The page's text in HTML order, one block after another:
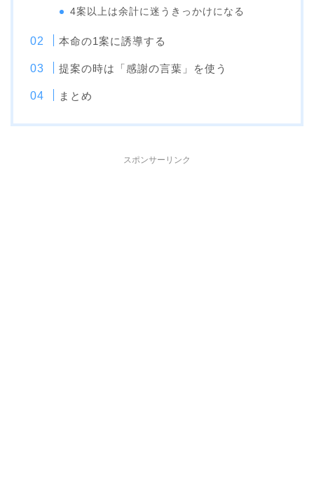
4案以上は余計に迷うきっかけになる
本命の1案に誘導する
提案の時は「感謝の言葉」を使う
まとめ
スポンサーリンク